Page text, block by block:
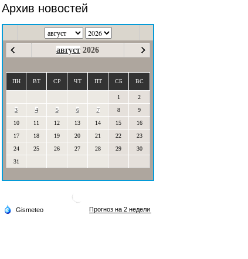
Архив новостей
август 2026
ПН ВТ СР ЧТ ПТ СБ ВС
1
2
3
4 5 6 7 8
9
10
11 12 13 14 15
16
17
18 19 20 21 22
23
24
25 26 27 28 29
30
31